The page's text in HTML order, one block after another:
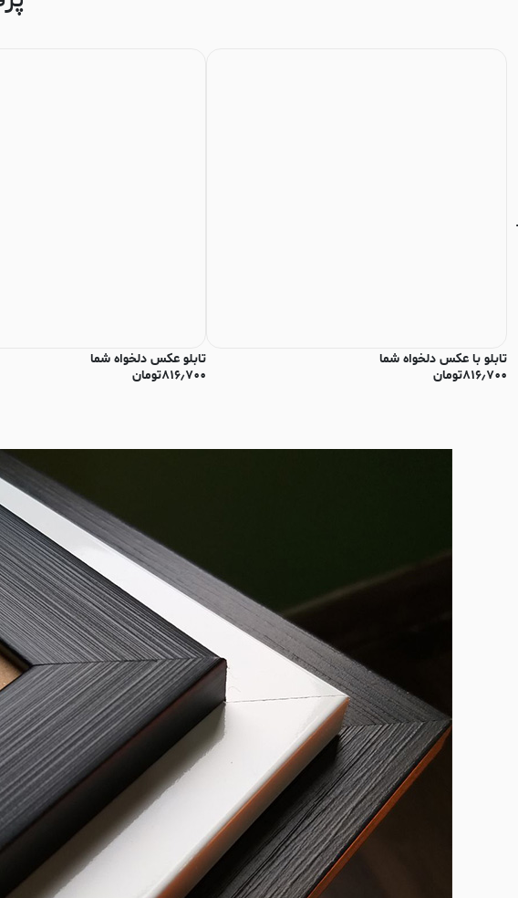
تابلو با عکس دلخواه شما
۸۱۶٫۷۰۰تومان
تابلو عکس دلخواه شما
۸۱۶٫۷۰۰تومان